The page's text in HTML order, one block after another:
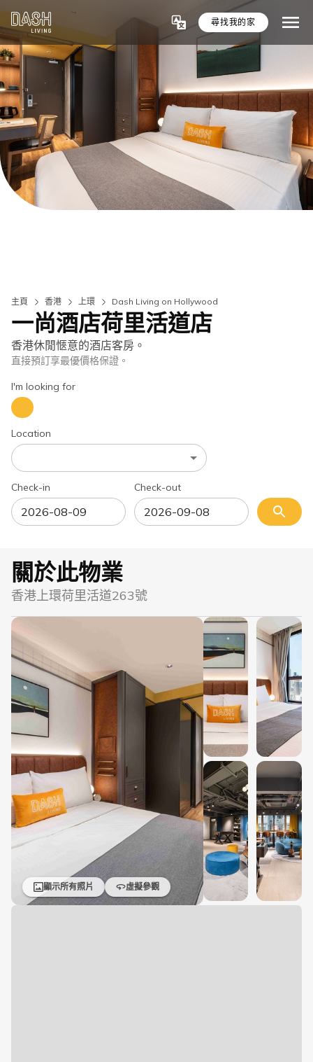
尋找我的家
主頁 香港 上環 Dash Living on Hollywood
一尚酒店荷里活道店
香港休閒愜意的酒店客房。
直接預訂享最優價格保證。
I'm looking for
Location
Check-in Check-out
關於此物業
香港上環荷里活道263號
顯示所有照片 虛擬參觀